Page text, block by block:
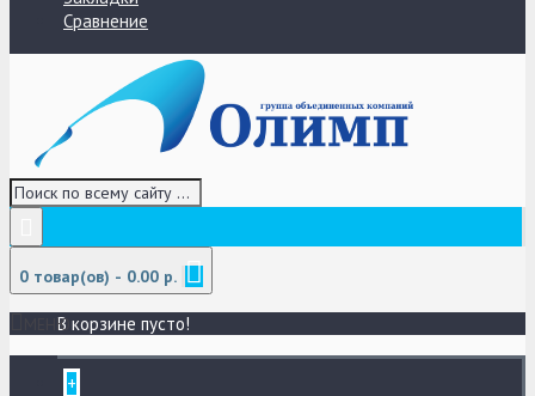
Сравнение
0 товар(ов) - 0.00 р.
В корзине пусто!
МЕНЮ
+